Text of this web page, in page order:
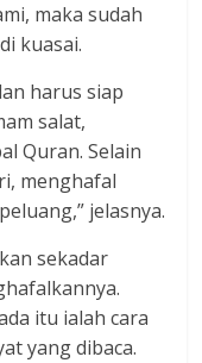
maka sudah
kuasai.
harus siap
salat,
Quran. Selain
menghafal
jelasnya.
sekadar
itu ialah cara
yang dibaca.